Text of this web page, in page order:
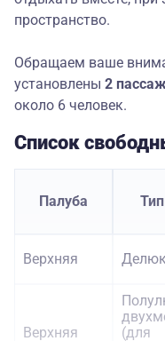
пространство.
Обращаем ваше
установлены 2
около 6 человек.
Список
Палуба
Верхняя
Верхняя
(для